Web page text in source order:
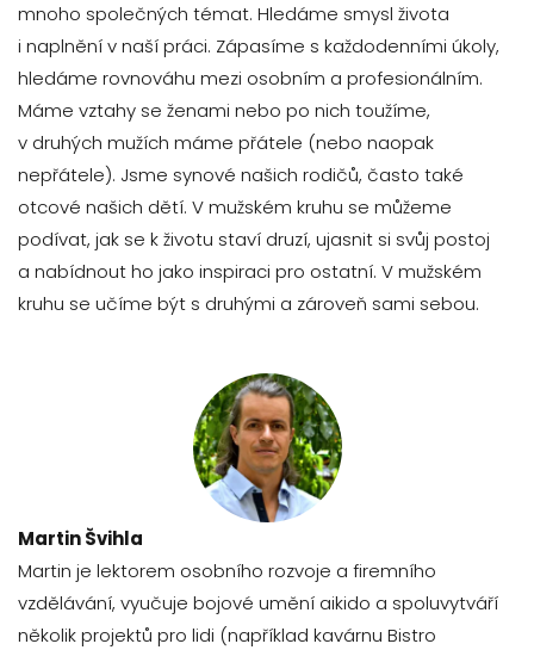
mnoho společných témat. Hledáme smysl života
i naplnění v naší práci. Zápasíme s každodenními úkoly,
hledáme rovnováhu mezi osobním a profesionálním.
Máme vztahy se ženami nebo po nich toužíme,
v druhých mužích máme přátele (nebo naopak
nepřátele). Jsme synové našich rodičů, často také
otcové našich dětí. V mužském kruhu se můžeme
podívat, jak se k životu staví druzí, ujasnit si svůj postoj
a nabídnout ho jako inspiraci pro ostatní. V mužském
kruhu se učíme být s druhými a zároveň sami sebou.
Martin Švihla
Martin je lektorem osobního rozvoje a firemního
vzdělávání, vyučuje bojové umění aikido a spoluvytváří
několik projektů pro lidi (například kavárnu Bistro